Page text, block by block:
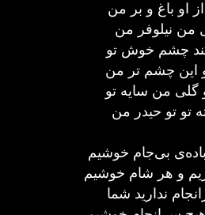
او باغ و بر من
من نیلوفر من
چشم خوش تو
این چشم تر من
گلی من سایه تو
تو تو حیدر من
باده‌ی بی‌جام خوشیم
و هر شام خوشیم
ندارید شما